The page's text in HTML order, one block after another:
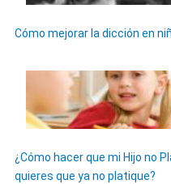
Cómo mejorar la dicción en
¿Cómo hacer que mi Hijo no
quieres que ya no platique?